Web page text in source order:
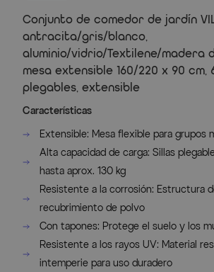
Conjunto de comedor de jardín
antracita/gris/blanco,
aluminio/vidrio/Textilene/madera
mesa extensible 160/220 x 90 cm,
plegables, extensible
Características
Extensible: Mesa flexible para grupos
Alta capacidad de carga: Sillas
hasta aprox. 130 kg
Resistente a la corrosión: Estructura
recubrimiento de polvo
Con tapones: Protege el suelo y los
Resistente a los rayos UV: Material
intemperie para uso duradero